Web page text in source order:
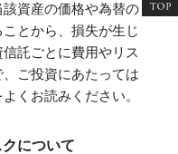
資産の価格や為替の
とから、損失が生じ
託ごとに費用やリス
ご投資にあたっては
くお読みください。
について